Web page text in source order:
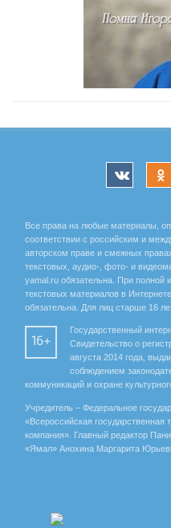
Все права на любые материалы,
соответствии с российским и
авторском праве и смежных
текстовых, аудио-, фото- и
yamal.ru обязательна. При полной
текстовых материалов в
обязательна. Для лиц старше 16
16+
Государственный
Свидетельство о
августа 2014 года,
соблюдением
коммуникаций и охране
Учредитель – Федеральное
«Всероссийская государственная
компания». Главный редактор
«Ямал» Анохина Маргарита